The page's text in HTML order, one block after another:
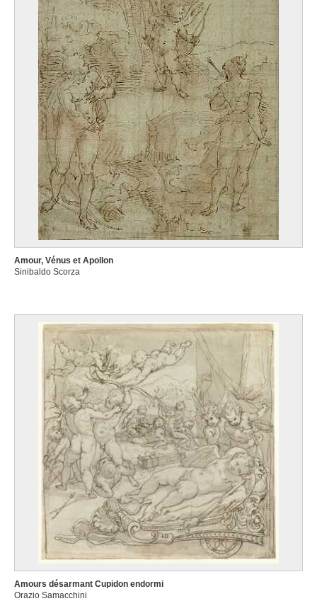
Amour, Vénus et Apollon
Sinibaldo Scorza
Amours désarmant Cupidon endormi
Orazio Samacchini